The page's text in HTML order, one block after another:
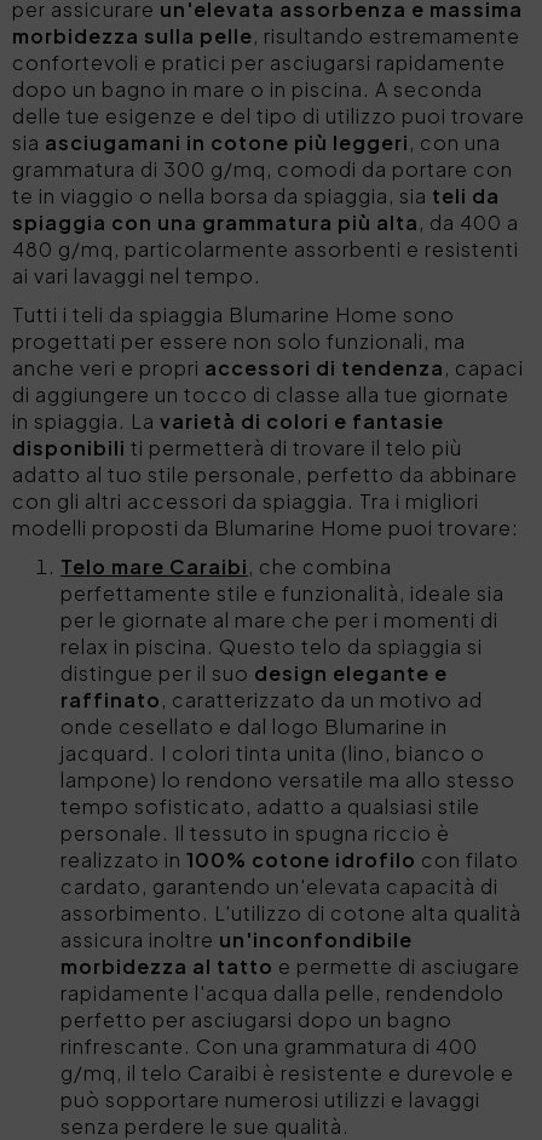
per assicurare un'elevata assorbenza e massima
morbidezza sulla pelle, risultando estremamente
confortevoli e pratici per asciugarsi rapidamente
dopo un bagno in mare o in piscina. A seconda
delle tue esigenze e del tipo di utilizzo puoi trovare
sia asciugamani in cotone più leggeri, con una
grammatura di 300 g/mq, comodi da portare con
te in viaggio o nella borsa da spiaggia, sia teli da
spiaggia con una grammatura più alta, da 400 a
480 g/mq, particolarmente assorbenti e resistenti
ai vari lavaggi nel tempo.
Tutti i teli da spiaggia Blumarine Home sono
progettati per essere non solo funzionali, ma
anche veri e propri accessori di tendenza, capaci
di aggiungere un tocco di classe alla tue giornate
in spiaggia. La varietà di colori e fantasie
disponibili ti permetterà di trovare il telo più
adatto al tuo stile personale, perfetto da abbinare
con gli altri accessori da spiaggia. Tra i migliori
modelli proposti da Blumarine Home puoi trovare:
Telo mare Caraibi, che combina
perfettamente stile e funzionalità, ideale sia
per le giornate al mare che per i momenti di
relax in piscina. Questo telo da spiaggia si
distingue per il suo design elegante e
raffinato, caratterizzato da un motivo ad
onde cesellato e dal logo Blumarine in
jacquard. I colori tinta unita (lino, bianco o
lampone) lo rendono versatile ma allo stesso
tempo sofisticato, adatto a qualsiasi stile
personale. Il tessuto in spugna riccio è
realizzato in 100% cotone idrofilo con filato
cardato, garantendo un'elevata capacità di
assorbimento. L'utilizzo di cotone alta qualità
assicura inoltre un'inconfondibile
morbidezza al tatto e permette di asciugare
rapidamente l'acqua dalla pelle, rendendolo
perfetto per asciugarsi dopo un bagno
rinfrescante. Con una grammatura di 400
g/mq, il telo Caraibi è resistente e durevole e
può sopportare numerosi utilizzi e lavaggi
senza perdere le sue qualità.